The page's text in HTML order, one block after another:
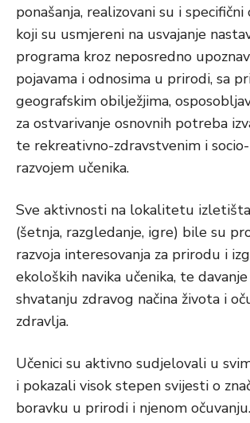
ponašanja, realizovani su i specifični
koji su usmjereni na usvajanje
programa kroz neposredno
pojavama i odnosima u prirodi, sa
geografskim obilježjima,
za ostvarivanje osnovnih potreba
te rekreativno-zdravstvenim i
razvojem učenika.
Sve aktivnosti na lokalitetu
(šetnja, razgledanje, igre) bile su
razvoja interesovanja za prirodu i
ekoloških navika učenika, te davanje
shvatanju zdravog načina života i
zdravlja.
Učenici su aktivno sudjelovali u
i pokazali visok stepen svijesti o
boravku u prirodi i njenom očuvanju.